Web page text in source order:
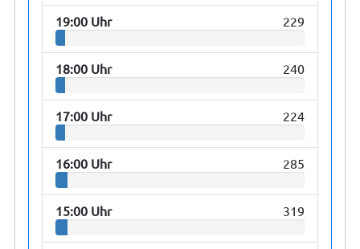
19:00 Uhr 229
18:00 Uhr 240
17:00 Uhr 224
16:00 Uhr 285
15:00 Uhr 319